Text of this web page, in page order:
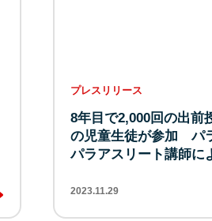
プレスリリース
8年目で2,000回の出前
の児童生徒が参加 パ
パラアスリート講師に
2023.11.29